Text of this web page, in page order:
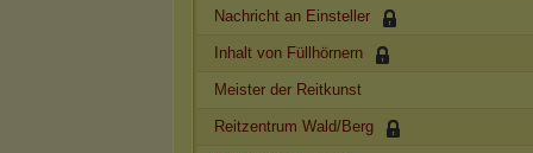
Nachricht an Einsteller
Inhalt von Füllhörnern
Meister der Reitkunst
Reitzentrum Wald/Berg